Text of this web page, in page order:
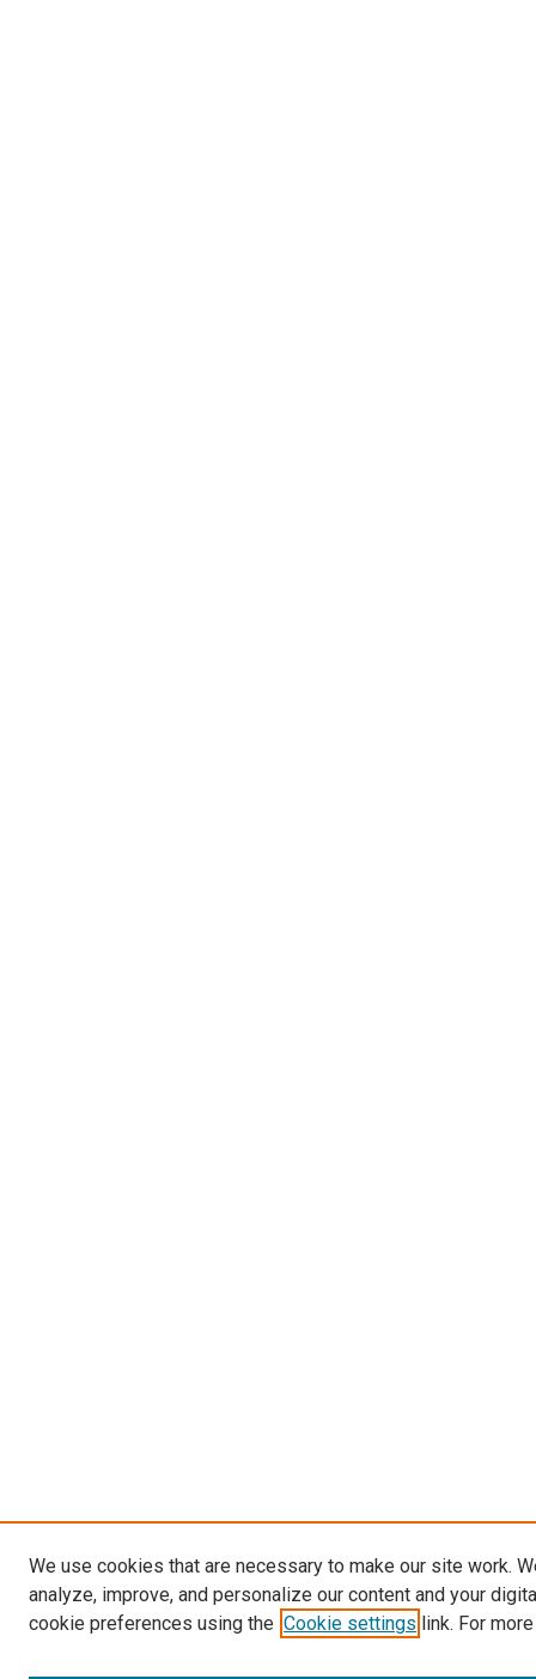
We use cookies that are necessary to make our site work.
analyze, improve, and personalize our content and your
cookie preferences using the Cookie settings link. For